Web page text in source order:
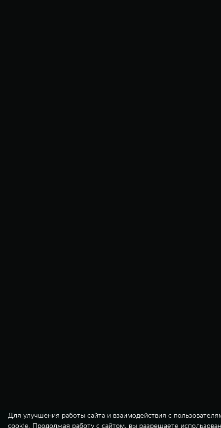
Для улучшения работы сайта и взаимодействия с
cookie. Продолжая работу с сайтом, вы разрешаете